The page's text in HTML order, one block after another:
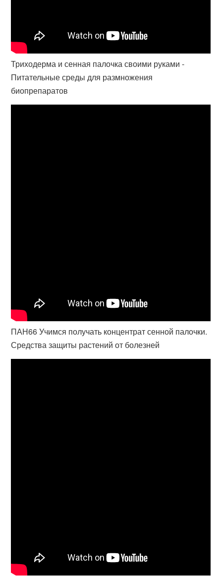
Триходерма и сенная палочка своими руками -
Питательные среды для размножения
биопрепаратов
ПАН66 Учимся получать концентрат сенной палочки.
Средства защиты растений от болезней